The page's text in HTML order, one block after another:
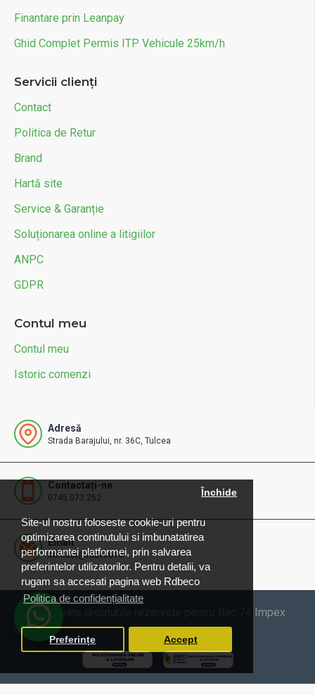
Site-ul nostru foloseste cookie-uri pentru
optimizarea continutului si imbunatatirea
performantei platformei, prin salvarea
preferintelor utilizatorilor. Pentru detalii, va
rugam sa accesati pagina web Rdbeco
Politica de confidențialitate
Închide
Preferințe Accept
Finantare prin Leanpay
Ghid Complet Permis ITP Vehicule 25km/h
Servicii clienți
Contact
Politica de Retur
Brand
Hartă site
Service & Garanție
Soluționarea online a litigiilor
ANPC
GDPR
Contul meu
Contul meu
Istoric comenzi
Adresă
Strada Barajului, nr. 36C, Tulcea
Contactați-ne
0745.073.252
Email
contact@rdbeco.ro
© 2025 Toate drepturile rezervate pentru Rac 74 Impex
SRL